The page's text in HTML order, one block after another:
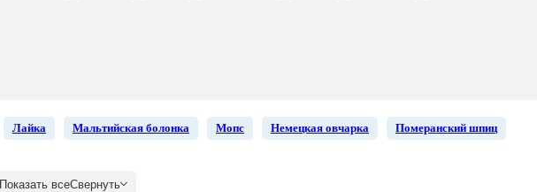
Лайка Мальтийская болонка Мопс Немецкая овчарка Померанский шпиц
Показать всеСвернуть